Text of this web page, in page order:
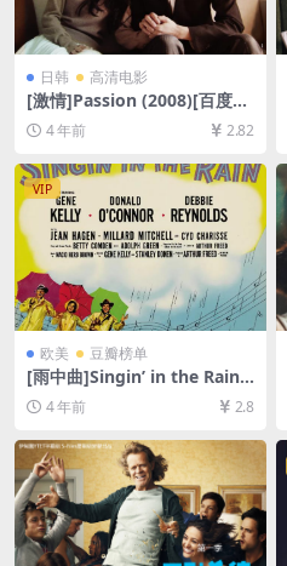
日韩 高清电影
[激情]Passion (2008)[百度网
盘+迅雷云盘资源1080P超清
未删减][MP4/7.3GB][日语中
4 年前 2.82
VIP
欧美 豆瓣榜单
[雨中曲]Singin’ in the Rain
(1952)[百度网盘+迅雷云盘资
源1080P超清未删减][MP4/6.
7GB][中英字幕]
4 年前 2.8